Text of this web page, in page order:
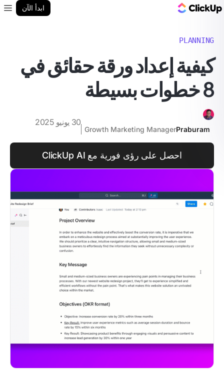
ابدأ الآن
PLANNING
كيفية إعداد ورقة حقائق في
8 خطوات بسيطة
Praburam
Growth Marketing Manager
30 يونيو 2025
احصل على رؤى فورية مع ClickUp AI